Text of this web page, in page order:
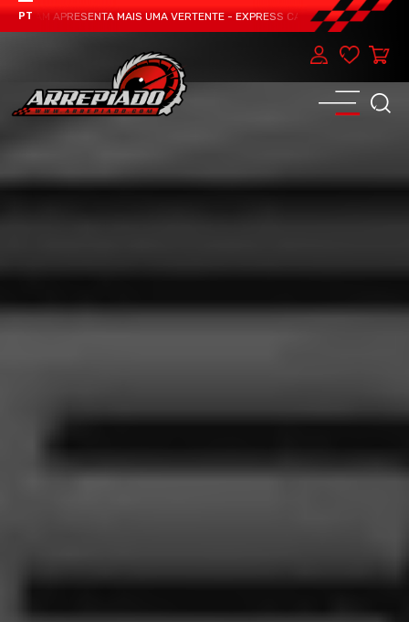
PTAPRESENTA MAIS UMA VERTENTE - EXPRESS CAR SERVICE,